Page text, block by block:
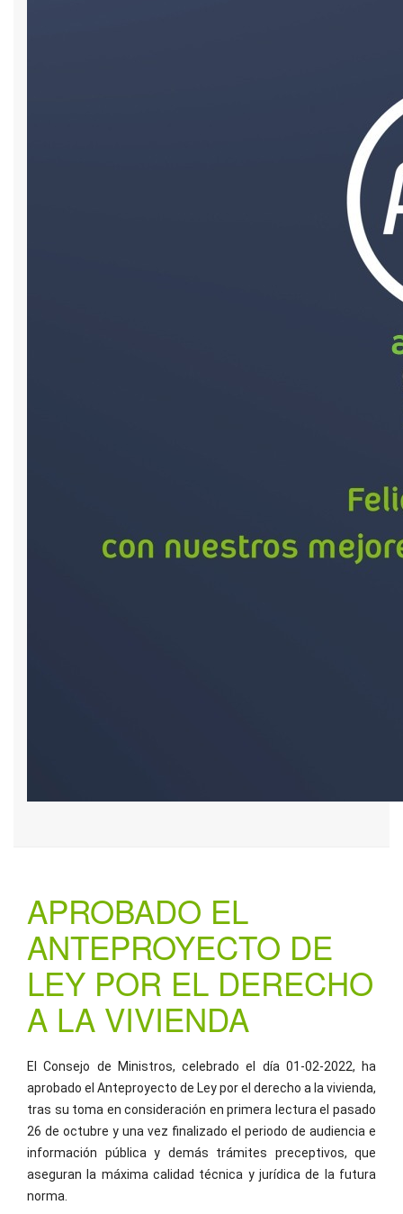
APROBADO EL
ANTEPROYECTO DE
LEY POR EL DERECHO
A LA VIVIENDA
El Consejo de Ministros, celebrado el día 01-02-2022, ha
aprobado el Anteproyecto de Ley por el derecho a la vivienda,
tras su toma en consideración en primera lectura el pasado
26 de octubre y una vez finalizado el periodo de audiencia e
información pública y demás trámites preceptivos, que
aseguran la máxima calidad técnica y jurídica de la futura
norma.